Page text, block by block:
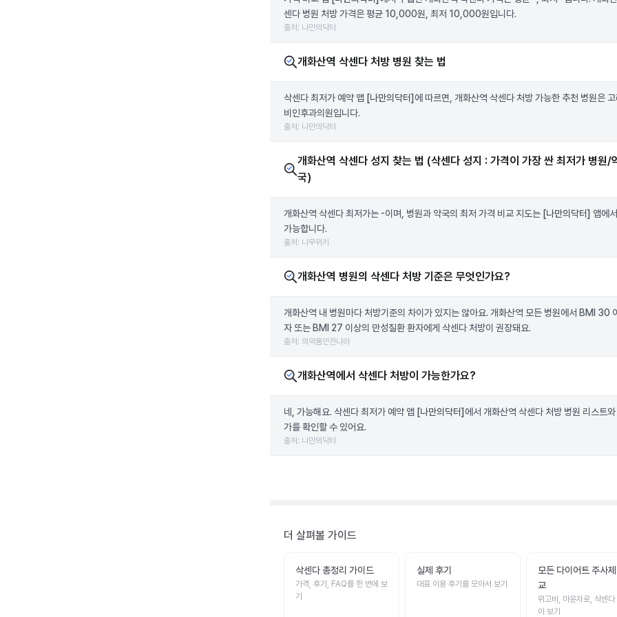
센다 병원 처방 가격은 평균 10,000원, 최저 10,000원입니다.
출처: 나만의닥터
개화산역 삭센다 처방 병원 찾는 법
삭센다 최저가 예약 앱 [나만의닥터] 에 따르면, 개화산역 삭센다 처방 가능한 추천 병원은
비인후과의원입니다.
출처: 나만의닥터
개화산역 삭센다 성지 찾는 법 (삭센다 성지 : 가격이 가장 싼 최저가 병원/
국)
개화산역 삭센다 최저가는 -이며, 병원과 약국의 최저 가격 비교 지도는 [나만의닥터] 앱에
가능합니다.
출처: 나무위키
개화산역 병원의 삭센다 처방 기준은 무엇인가요?
개화산역 내 병원마다 처방기준의 차이가 있지는 않아요. 개화산역 모든 병원에서 BMI 30
자 또는 BMI 27 이상의 만성질환 환자에게 삭센다 처방이 권장돼요.
출처: 의약품안전나라
개화산역에서 삭센다 처방이 가능한가요?
네, 가능해요. 삭센다 최저가 예약 앱 [나만의닥터] 에서 개화산역 삭센다 처방 병원 리스트
가를 확인할 수 있어요.
출처: 나만의닥터
더 살펴볼 가이드
삭센다 총정리 가이드
가격, 후기, FAQ를 한 번에 보
기
실제 후기
대표 이용 후기를 모아서 보기
모든 다이어트 주사
교
위고비, 마운자로, 삭센다
이 보기